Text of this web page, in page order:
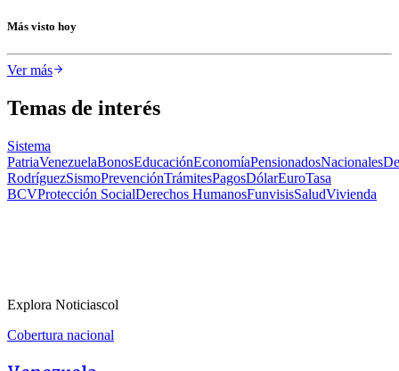
Más visto hoy
Ver más
Temas de interés
Sistema
PatriaVenezuelaBonosEducaciónEconomíaPensionadosNacionales
RodríguezSismoPrevenciónTrámitesPagosDólarEuroTasa
BCVProtección SocialDerechos HumanosFunvisisSaludVivienda
Explora Noticiascol
Cobertura nacional